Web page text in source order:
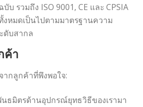
บ รวมถึง ISO 9001, CE และ CPSIA
หมดเป็นไปตามมาตรฐานความ
ดับสากล
ค้า
ากลูกค้าที่พึงพอใจ:
นธมิตรด้านอุปกรณ์ยุทธวิธีของเรามา